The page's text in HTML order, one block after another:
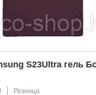
S23Ultra гель
Розница